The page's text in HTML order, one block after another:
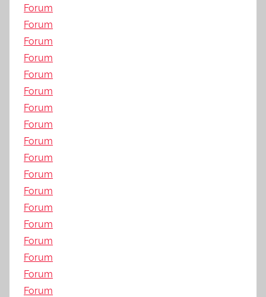
Forum
Forum
Forum
Forum
Forum
Forum
Forum
Forum
Forum
Forum
Forum
Forum
Forum
Forum
Forum
Forum
Forum
Forum